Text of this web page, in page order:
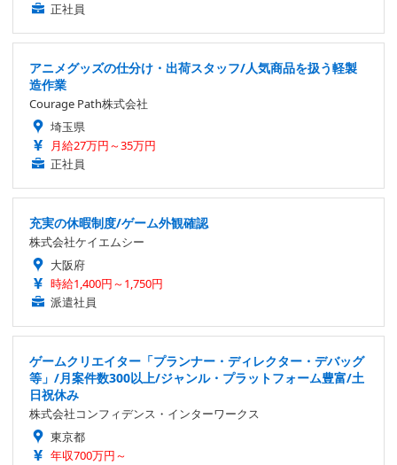
正社員
アニメグッズの仕分け・出荷スタッフ/人気商品を扱う軽製
造作業
Courage Path株式会社
埼玉県
月給27万円～35万円
正社員
充実の休暇制度/ゲーム外観確認
株式会社ケイエムシー
大阪府
時給1,400円～1,750円
派遣社員
ゲームクリエイター「プランナー・ディレクター・デバッグ
等」/月案件数300以上/ジャンル・プラットフォーム豊富/土
日祝休み
株式会社コンフィデンス・インターワークス
東京都
年収700万円～